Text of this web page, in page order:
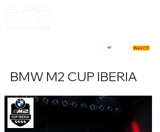
BMW M2 CUP IBERIA